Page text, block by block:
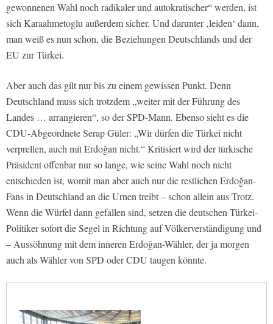
gewonnenen Wahl noch radikaler und autokratischer“ werden, ist
sich Karaahmetoglu außerdem sicher. Und darunter ‚leiden‘ dann,
man weiß es nun schon, die Beziehungen Deutschlands und der
EU zur Türkei.
Aber auch das gilt nur bis zu einem gewissen Punkt. Denn
Deutschland muss sich trotzdem „weiter mit der Führung des
Landes … arrangieren“, so der SPD-Mann. Ebenso sieht es die
CDU-Abgeordnete Serap Güler: „Wir dürfen die Türkei nicht
verprellen, auch mit Erdoğan nicht.“ Kritisiert wird der türkische
Präsident offenbar nur so lange, wie seine Wahl noch nicht
entschieden ist, womit man aber auch nur die restlichen Erdoğan-
Fans in Deutschland an die Urnen treibt – schon allein aus Trotz.
Wenn die Würfel dann gefallen sind, setzen die deutschen Türkei-
Politiker sofort die Segel in Richtung auf Völkerverständigung und
– Aussöhnung mit dem inneren Erdoğan-Wähler, der ja morgen
auch als Wähler von SPD oder CDU taugen könnte.